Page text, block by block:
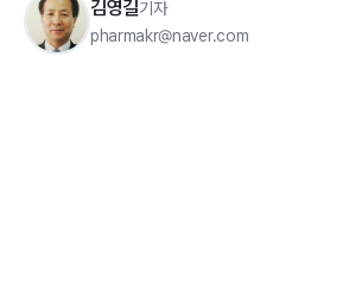
김영길기자
pharmakr@naver.com